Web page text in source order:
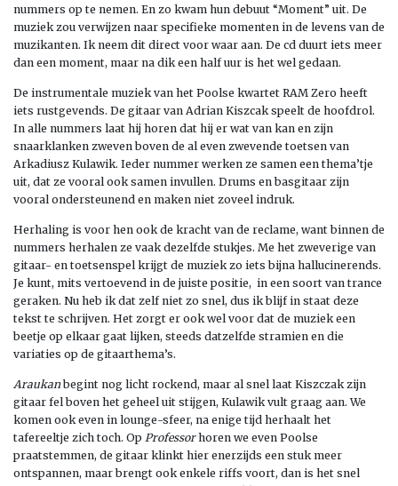
nummers op te nemen. En zo kwam hun debuut “Moment” uit. De
muziek zou verwijzen naar specifieke momenten in de levens van de
muzikanten. Ik neem dit direct voor waar aan. De cd duurt iets meer
dan een moment, maar na dik een half uur is het wel gedaan.
De instrumentale muziek van het Poolse kwartet RAM Zero heeft
iets rustgevends. De gitaar van Adrian Kiszcak speelt de hoofdrol.
In alle nummers laat hij horen dat hij er wat van kan en zijn
snaarklanken zweven boven de al even zwevende toetsen van
Arkadiusz Kulawik. Ieder nummer werken ze samen een thema’tje
uit, dat ze vooral ook samen invullen. Drums en basgitaar zijn
vooral ondersteunend en maken niet zoveel indruk.
Herhaling is voor hen ook de kracht van de reclame, want binnen de
nummers herhalen ze vaak dezelfde stukjes. Me het zweverige van
gitaar- en toetsenspel krijgt de muziek zo iets bijna hallucinerends.
Je kunt, mits vertoevend in de juiste positie, in een soort van trance
geraken. Nu heb ik dat zelf niet zo snel, dus ik blijf in staat deze
tekst te schrijven. Het zorgt er ook wel voor dat de muziek een
beetje op elkaar gaat lijken, steeds datzelfde stramien en die
variaties op de gitaarthema’s.
Araukanbegint nog licht rockend, maar al snel laat Kiszczak zijn
gitaar fel boven het geheel uit stijgen, Kulawik vult graag aan. We
komen ook even in lounge-sfeer, na enige tijd herhaalt het
tafereeltje zich toch. Op Professorhoren we even Poolse
praatstemmen, de gitaar klinkt hier enerzijds een stuk meer
ontspannen, maar brengt ook enkele riffs voort, dan is het snel